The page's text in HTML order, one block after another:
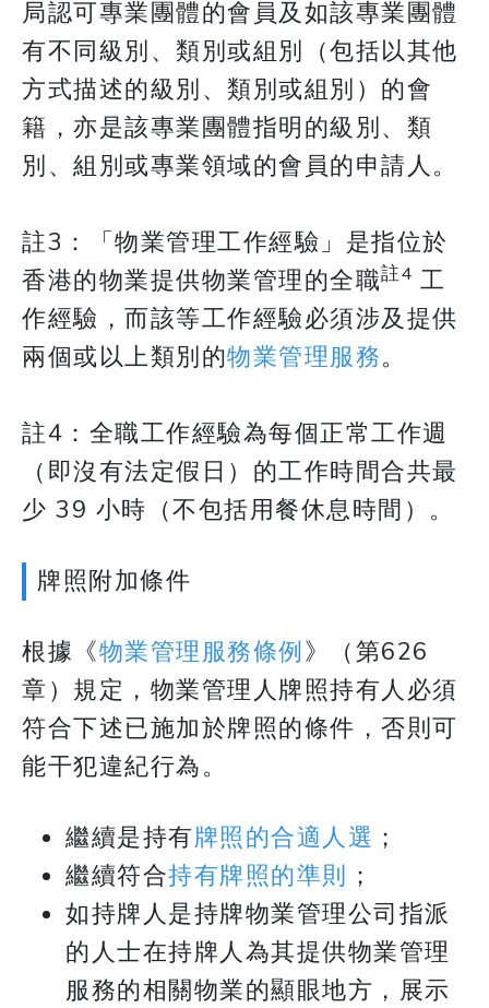
局認可專業團體的會員及如該專業團體
有不同級別、類別或組別（包括以其他
方式描述的級別、類別或組別）的會
籍，亦是該專業團體指明的級別、類
別、組別或專業領域的會員的申請人。
註3：「物業管理工作經驗」是指位於
香港的物業提供物業管理的全職註4 工
作經驗，而該等工作經驗必須涉及提供
兩個或以上類別的物業管理服務。
註4：全職工作經驗為每個正常工作週
（即沒有法定假日）的工作時間合共最
少 39 小時（不包括用餐休息時間）。
牌照附加條件
根據《物業管理服務條例》（第626
章）規定，物業管理人牌照持有人必須
符合下述已施加於牌照的條件，否則可
能干犯違紀行為。
繼續是持有牌照的合適人選 ；
繼續符合持有牌照的準則 ；
如持牌人是持牌物業管理公司指派
的人士在持牌人為其提供物業管理
服務的相關物業的顯眼地方，展示